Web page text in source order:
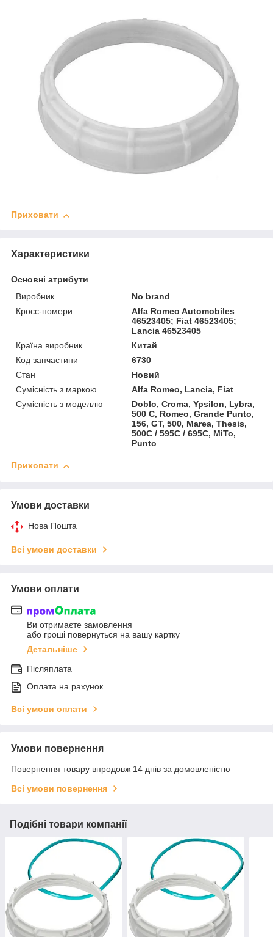
Приховати
Характеристики
Основні атрибути
Виробник
No brand
Кросс-номери
Alfa Romeo Automobiles
46523405; Fiat 46523405;
Lancia 46523405
Країна виробник
Китай
Код запчастини
6730
Стан
Новий
Сумісність з маркою
Alfa Romeo, Lancia, Fiat
Сумісність з моделлю
Doblo, Croma, Ypsilon, Lybra,
500 C, Romeo, Grande Punto,
156, GT, 500, Marea, Thesis,
500C / 595C / 695C, MiTo,
Punto
Приховати
Умови доставки
Нова Пошта
Всі умови доставки
Умови оплати
Ви отримаєте замовлення
або гроші повернуться на вашу картку
Детальніше
Післяплата
Оплата на рахунок
Всі умови оплати
Умови повернення
Повернення товару впродовж 14 днів за домовленістю
Всі умови повернення
Подібні товари компанії